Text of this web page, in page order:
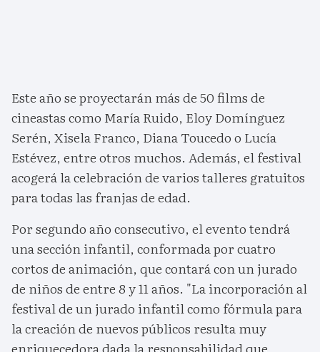
Este año se proyectarán más de 50 films de
cineastas como María Ruido, Eloy Domínguez
Serén, Xisela Franco, Diana Toucedo o Lucía
Estévez, entre otros muchos. Además, el festival
acogerá la celebración de varios talleres gratuitos
para todas las franjas de edad.
Por segundo año consecutivo, el evento tendrá
una sección infantil, conformada por cuatro
cortos de animación, que contará con un jurado
de niños de entre 8 y 11 años. "La incorporación al
festival de un jurado infantil como fórmula para
la creación de nuevos públicos resulta muy